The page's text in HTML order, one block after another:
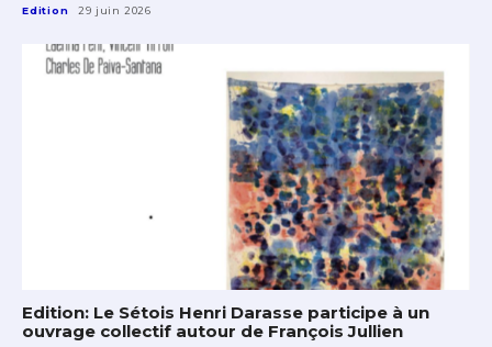
Edition 29 juin 2026
Edition: Le Sétois Henri Darasse participe à un
ouvrage collectif autour de François Jullien